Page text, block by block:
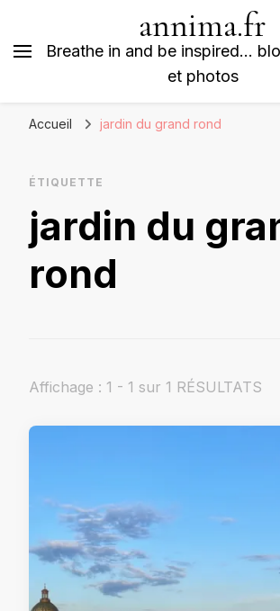
annima.fr
Breathe in and be inspired…
et photos
Accueil jardin du grand rond
ÉTIQUETTE
jardin du
rond
Affichage : 1 - 1 sur 1 RÉSULTATS